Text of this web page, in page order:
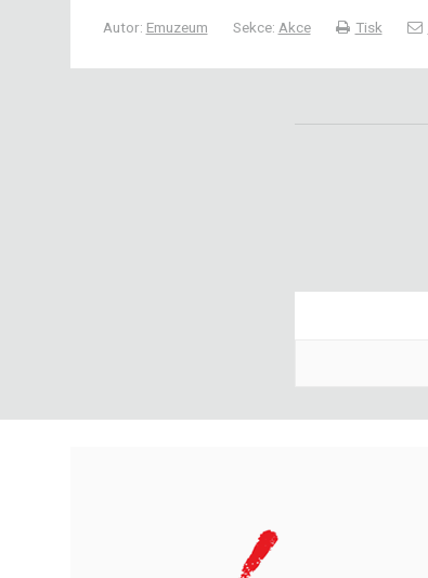
Autor: Emuzeum Sekce: Akce Tisk